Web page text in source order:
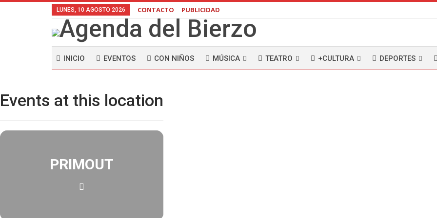
LUNES, 10 AGOSTO 2026 CONTACTO PUBLICIDAD
INICIO EVENTOS CON NIÑOS MÚSICA TEATRO +CULTURA DEPORTES
Events at this location
PRIMOUT